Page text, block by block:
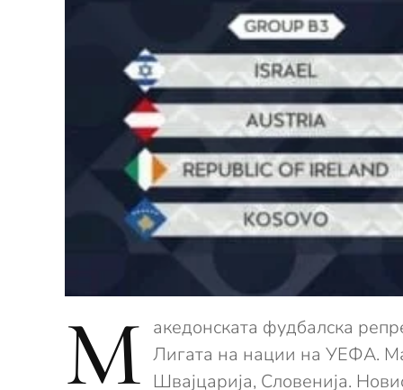
М акедонската фудбалска
Лигата на нации на УЕФА.
Швајцарија, Словенија.